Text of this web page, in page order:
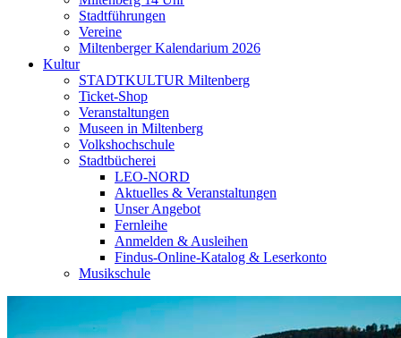
Stadtführungen
Vereine
Miltenberger Kalendarium 2026
Kultur
STADTKULTUR Miltenberg
Ticket-Shop
Veranstaltungen
Museen in Miltenberg
Volkshochschule
Stadtbücherei
LEO-NORD
Aktuelles & Veranstaltungen
Unser Angebot
Fernleihe
Anmelden & Ausleihen
Findus-Online-Katalog & Leserkonto
Musikschule